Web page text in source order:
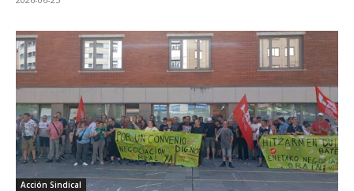
Acción Sindical